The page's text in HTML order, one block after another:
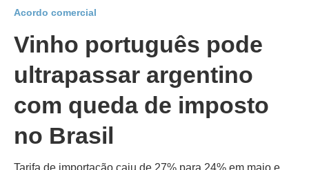
Acordo comercial
Vinho português pode
ultrapassar argentino
com queda de imposto
no Brasil
Tarifa de importação caiu de 27% para 24% em maio e